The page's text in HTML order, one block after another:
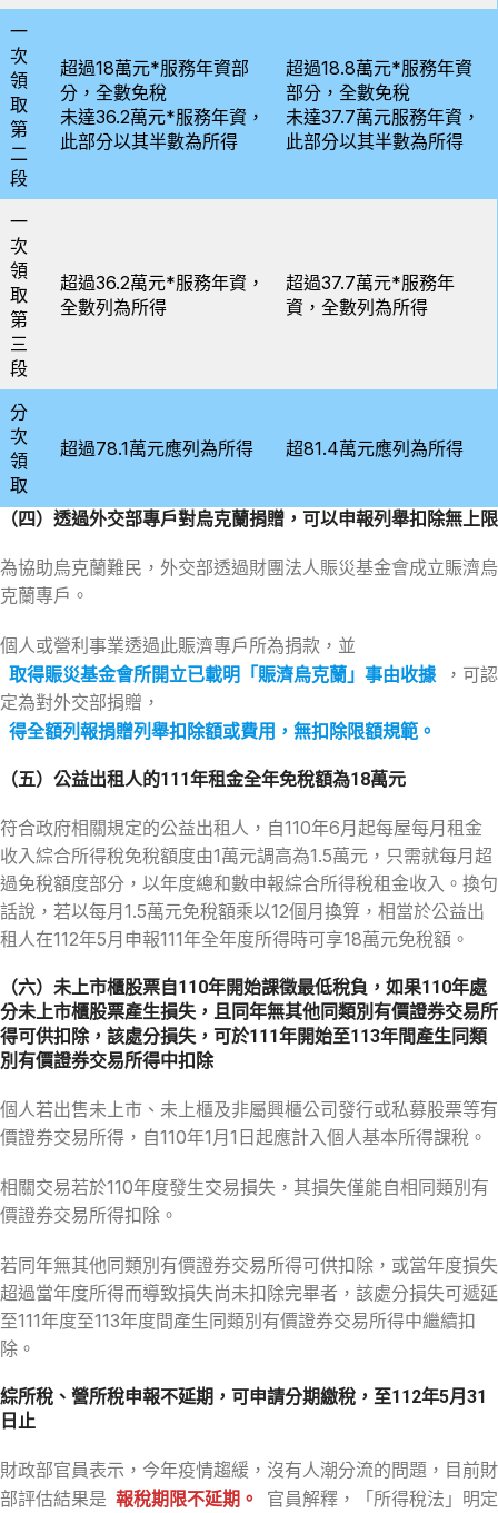
一
次
領
取
第
二
段
超過18萬元*服務年資部
分，全數免稅
未達36.2萬元*服務年資，
此部分以其半數為所得
超過18.8萬元*服務年資
部分，全數免稅
未達37.7萬元服務年資，
此部分以其半數為所得
一
次
領
取
第
三
段
超過36.2萬元*服務年資，
全數列為所得
超過37.7萬元*服務年
資，全數列為所得
分
次
領
取
超過78.1萬元應列為所得 超81.4萬元應列為所得
（四）透過外交部專戶對烏克蘭捐贈，可以申報列舉扣除無上限
為協助烏克蘭難民，外交部透過財團法人賑災基金會成立賑濟烏
克蘭專戶。
個人或營利事業透過此賑濟專戶所為捐款，並
取得賑災基金會所開立已載明「賑濟烏克蘭」事由收據
，可認
定為對外交部捐贈，
得全額列報捐贈列舉扣除額或費用，無扣除限額規範。
（五）公益出租人的111年租金全年免稅額為18萬元
符合政府相關規定的公益出租人，自110年6月起每屋每月租金
收入綜合所得稅免稅額度由1萬元調高為1.5萬元，只需就每月超
過免稅額度部分，以年度總和數申報綜合所得稅租金收入。換句
話說，若以每月1.5萬元免稅額乘以12個月換算，相當於公益出
租人在112年5月申報111年全年度所得時可享18萬元免稅額。
（六）未上市櫃股票自110年開始課徵最低稅負，如果110年處
分未上市櫃股票產生損失，且同年無其他同類別有價證券交易所
得可供扣除，該處分損失，可於111年開始至113年間產生同類
別有價證券交易所得中扣除
個人若出售未上市、未上櫃及非屬興櫃公司發行或私募股票等有
價證券交易所得，自110年1月1日起應計入個人基本所得課稅。
相關交易若於110年度發生交易損失，其損失僅能自相同類別有
價證券交易所得扣除。
若同年無其他同類別有價證券交易所得可供扣除，或當年度損失
超過當年度所得而導致損失尚未扣除完畢者，該處分損失可遞延
至111年度至113年度間產生同類別有價證券交易所得中繼續扣
除。
綜所稅、營所稅申報不延期，可申請分期繳稅，至112年5月31
日止
財政部官員表示，今年疫情趨緩，沒有人潮分流的問題，目前財
部評估結果是 報稅期限不延期。 官員解釋，「所得稅法」明定